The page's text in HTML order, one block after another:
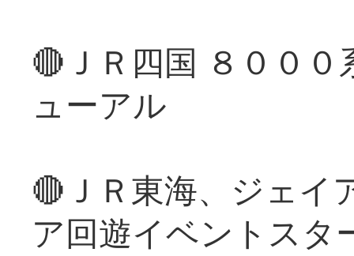
🔴ＪＲ四国 ８００
ューアル
🔴ＪＲ東海、ジェイ
ア回遊イベントスタ